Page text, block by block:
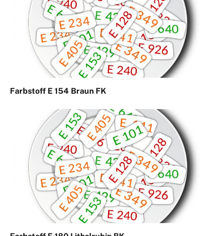
Farbstoff E 154 Braun FK